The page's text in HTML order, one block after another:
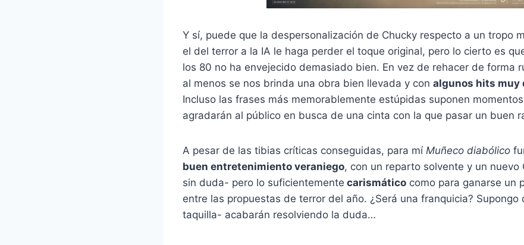
Y sí, puede que la despersonalización de Chucky respecto a un tropo
el del terror a la IA le haga perder el toque original, pero lo cierto es
los 80 no ha envejecido demasiado bien. En vez de rehacer de forma
al menos se nos brinda una obra bien llevada y con algunos hits muy
Incluso las frases más memorablemente estúpidas suponen
agradarán al público en busca de una cinta con la que pasar un buen
A pesar de las tibias críticas conseguidas, para mí Muñeco diabólico
buen entretenimiento veraniego, con un reparto solvente y un nuevo
sin duda- pero lo suficientemente carismático como para ganarse un
entre las propuestas de terror del año. ¿Será una franquicia? Supongo
taquilla- acabarán resolviendo la duda…